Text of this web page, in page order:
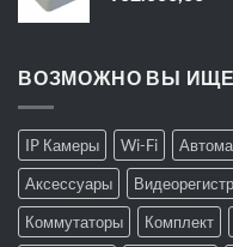
ВОЗМОЖНО ВЫ
IP Камеры Wi-Fi
Аксессуары
Коммутаторы
Комплект